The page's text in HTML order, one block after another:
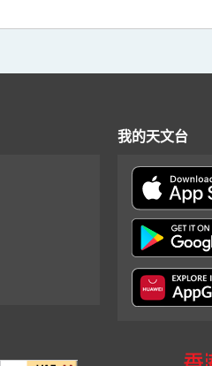
我的天文台